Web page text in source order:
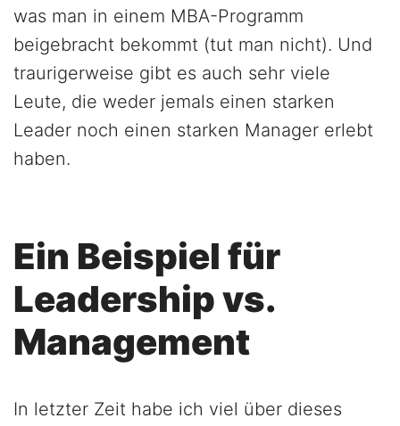
was man in einem MBA-Programm
beigebracht bekommt (tut man nicht). Und
traurigerweise gibt es auch sehr viele
Leute, die weder jemals einen starken
Leader noch einen starken Manager erlebt
haben.
Ein Beispiel für
Leadership vs.
Management
In letzter Zeit habe ich viel über dieses